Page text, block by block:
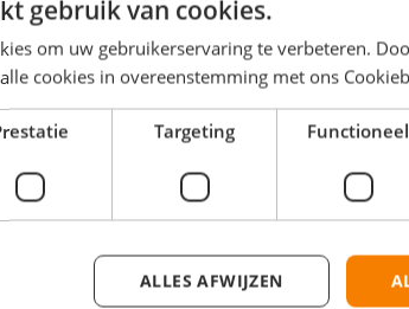
van 120%;
enkele reis;
gebruik van cookies.
om uw gebruikerservaring te verbeteren.
cookies in overeenstemming met ons
Targeting Functioneel
ALLES AFWIJZEN